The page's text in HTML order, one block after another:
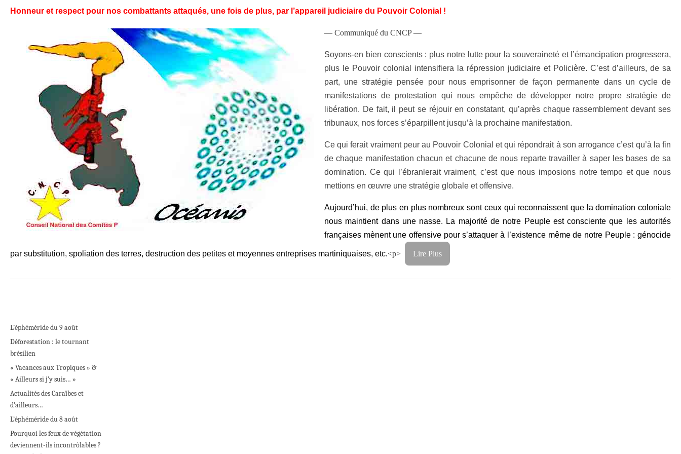
Honneur et respect pour nos combattants attaqués, une fois de plus, par l’appareil judiciaire du Pouvoir Colonial !
— Communiqué du CNCP —
Soyons-en bien conscients : plus notre lutte pour la souveraineté et l’émancipation progressera,
plus le Pouvoir colonial intensifiera la répression judiciaire et Policière. C’est d’ailleurs, de sa
part, une stratégie pensée pour nous emprisonner de façon permanente dans un cycle de
manifestations de protestation qui nous empêche de développer notre propre stratégie de
libération. De fait, il peut se réjouir en constatant, qu’après chaque rassemblement devant ses
tribunaux, nos forces s’éparpillent jusqu’à la prochaine manifestation.
Ce qui ferait vraiment peur au Pouvoir Colonial et qui répondrait à son arrogance c’est qu’à la fin
de chaque manifestation chacun et chacune de nous reparte travailler à saper les bases de sa
domination. Ce qui l’ébranlerait vraiment, c’est que nous imposions notre tempo et que nous
mettions en œuvre une stratégie globale et offensive.
Aujourd’hui, de plus en plus nombreux sont ceux qui reconnaissent que la domination coloniale
nous maintient dans une nasse. La majorité de notre Peuple est consciente que les autorités
françaises mènent une offensive pour s’attaquer à l’existence même de notre Peuple : génocide
par substitution, spoliation des terres, destruction des petites et moyennes entreprises martiniquaises, etc.<p> Lire Plus
L’éphéméride du 9 août
Déforestation : le tournant
brésilien
« Vacances aux Tropiques » &
« Ailleurs si j’y suis… »
Actualités des Caraïbes et
d’ailleurs…
L’éphéméride du 8 août
Pourquoi les feux de végétation
deviennent-ils incontrôlables ?